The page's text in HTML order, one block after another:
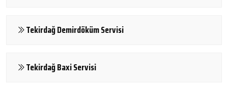
Tekirdağ Demirdöküm Servisi
Tekirdağ Baxi Servisi